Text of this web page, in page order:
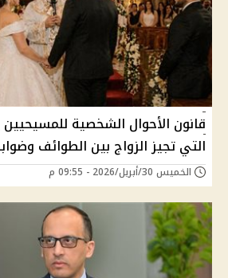
قانون الأحوال الشخصية
التي تجيز الزواج بين الطوائف
الخميس 30/أبريل/2026 - 09:55 م